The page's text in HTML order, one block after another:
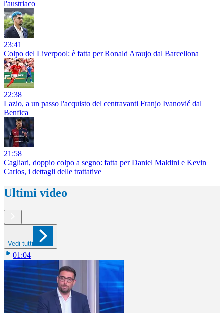
l'austriaco
23:41
Colpo del Liverpool: è fatta per Ronald Araujo dal Barcellona
22:38
Lazio, a un passo l'acquisto del centravanti Franjo Ivanović dal
Benfica
21:58
Cagliari, doppio colpo a segno: fatta per Daniel Maldini e Kevin
Carlos, i dettagli delle trattative
Ultimi video
Vedi tutti
01:04